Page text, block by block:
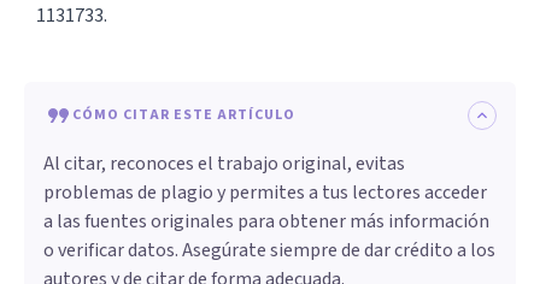
1131733.
CÓMO CITAR ESTE ARTÍCULO
Al citar, reconoces el trabajo original, evitas
problemas de plagio y permites a tus lectores acceder
a las fuentes originales para obtener más información
o verificar datos. Asegúrate siempre de dar crédito a los